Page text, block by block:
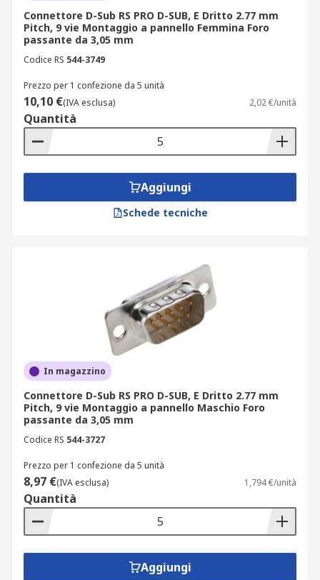
Servono per collegare diversi fili a un unico
connettore ricettivo. È anche possibile utilizzarli
per collegare cavi di grandi dimensioni a
connettori ricettori di fili standard.
Connettori D-Sub IDC
Ideati per essere collegati ai conduttori di un
cavo isolato, più comunemente un cavo a nastro,
paralleli l'uno all'altro sullo stesso piano piatto.
Connettori D-Sub con terminali
Connettori terminali D-Sub a vite
Sono in genere utilizzati nel cablaggio di edifici
per la distribuzione di elettricità, ad esempio
come collegamento degli interruttori elettrici alla
rete elettrica, o per collegare i principali
apparecchi, come i forni.
Connettori D-Sub a saldare
essere collegati al circuito utilizzando la
saldatura e un saldatore.
Connettori D-Sub a molla
Creano un collegamento elettrico serrando
Connettore D-Sub RS PRO D-SUB, E Dritto 2.77 mm
Pitch, 9 vie Montaggio a pannello Femmina Foro
passante da 3,05 mm
Codice RS 544-3749
Prezzo per 1 confezione da 5 unità
10,10 €(IVA esclusa) 2,02 €/unità
Quantità
Aggiungi
Schede tecniche
In magazzino
Connettore D-Sub RS PRO D-SUB, E Dritto 2.77 mm
Pitch, 9 vie Montaggio a pannello Maschio Foro
passante da 3,05 mm
Codice RS 544-3727
Prezzo per 1 confezione da 5 unità
8,97 €(IVA esclusa) 1,794 €/unità
Quantità
Aggiungi